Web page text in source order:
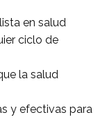
en salud
ciclo de
la salud
y efectivas para